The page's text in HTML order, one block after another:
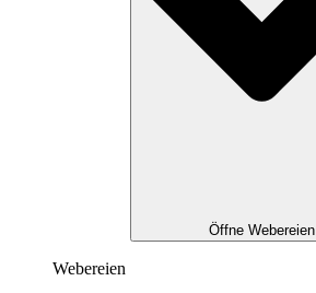
Öffne Webereien
Webereien